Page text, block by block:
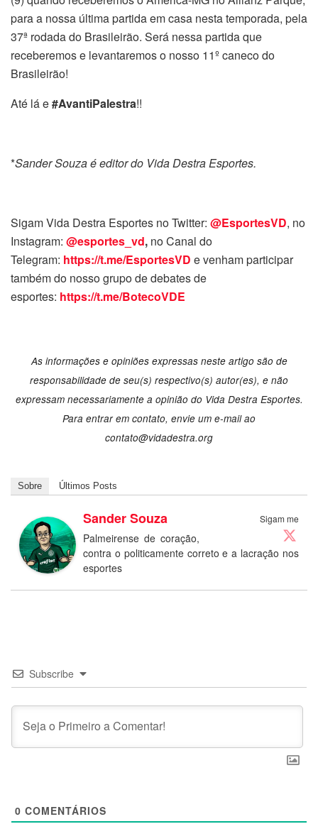
para a nossa última partida em casa nesta temporada, pela
37ª rodada do Brasileirão. Será nessa partida que
receberemos e levantaremos o nosso 11º caneco do
Brasileirão!
Até lá e#AvantiPalestra!!
*Sander Souza é editor do Vida Destra Esportes.
Sigam Vida Destra Esportes no Twitter: @EsportesVD, no
Instagram: @esportes_vd, no Canal do
Telegram: https://t.me/EsportesVD e venham participar
também do nosso grupo de debates de
esportes: https://t.me/BotecoVDE
As informações e opiniões expressas neste artigo são de
responsabilidade de seu(s) respectivo(s) autor(es), e não
expressam necessariamente a opinião do Vida Destra Esportes.
Para entrar em contato, envie um e-mail ao
contato@vidadestra.org
Sobre Últimos Posts
Sigam me
Sander Souza
Palmeirense de coração,
contra o politicamente correto e a lacração nos
esportes
Subscribe
0 COMENTÁRIOS